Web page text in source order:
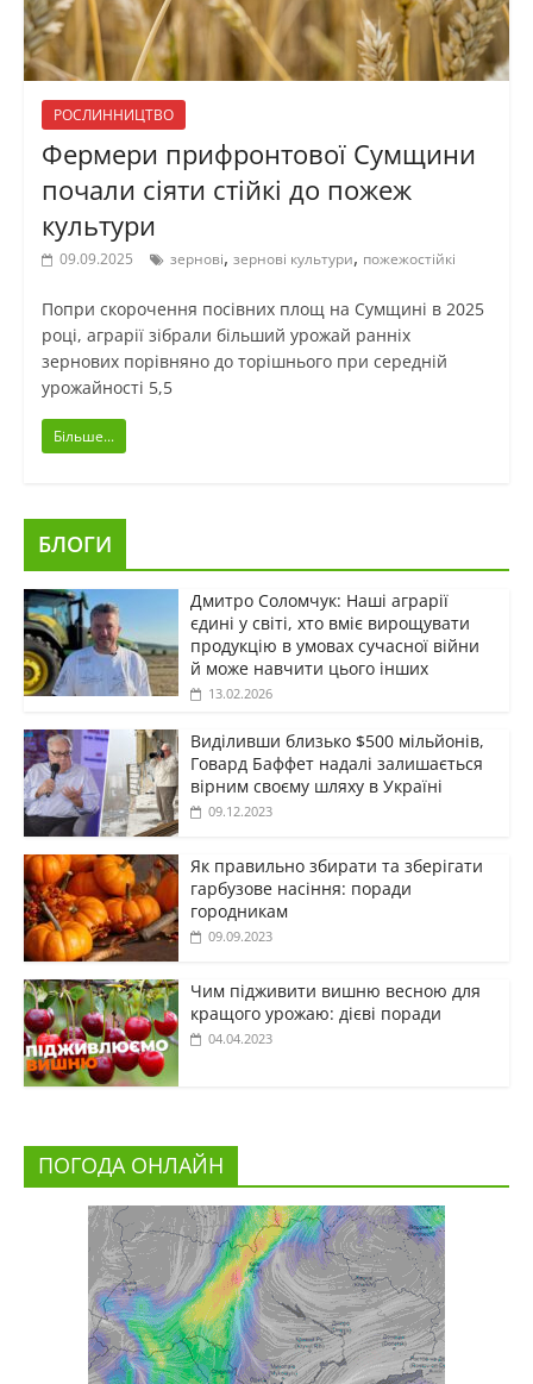
РОСЛИННИЦТВО
Фермери прифронтової Сумщини
почали сіяти стійкі до пожеж
культури
09.09.2025 зернові, зернові культури, пожежостійкі
Попри скорочення посівних площ на Сумщині в 2025
році, аграрії зібрали більший урожай ранніх
зернових порівняно до торішнього при середній
урожайності 5,5
Більше...
БЛОГИ
Дмитро Соломчук: Наші аграрії
єдині у світі, хто вміє вирощувати
продукцію в умовах сучасної війни
й може навчити цього інших
13.02.2026
Виділивши близько $500 мільйонів,
Говард Баффет надалі залишається
вірним своєму шляху в Україні
09.12.2023
Як правильно збирати та зберігати
гарбузове насіння: поради
городникам
09.09.2023
Чим підживити вишню весною для
кращого урожаю: дієві поради
04.04.2023
ПОГОДА ОНЛАЙН